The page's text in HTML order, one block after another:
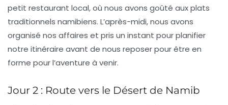
petit restaurant local, où nous avons goûté aux plats
traditionnels namibiens. L’après-midi, nous avons
organisé nos affaires et pris un instant pour planifier
notre itinéraire avant de nous reposer pour être en
forme pour l’aventure à venir.
Jour 2 : Route vers le Désert de Namib